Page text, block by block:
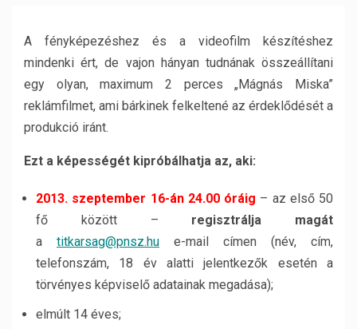
A fényképezéshez és a videofilm készítéshez
mindenki ért, de vajon hányan tudnának összeállítani
egy olyan, maximum 2 perces „Mágnás Miska”
reklámfilmet, ami bárkinek felkeltené az érdeklődését a
produkció iránt.
Ezt a képességét kipróbálhatja az, aki:
2013. szeptember 16-án 24.00 óráig – az első 50
fő között – regisztrálja magát
a titkarsag@pnsz.hu e-mail címen (név, cím,
telefonszám, 18 év alatti jelentkezők esetén a
törvényes képviselő adatainak megadása);
elmúlt 14 éves;